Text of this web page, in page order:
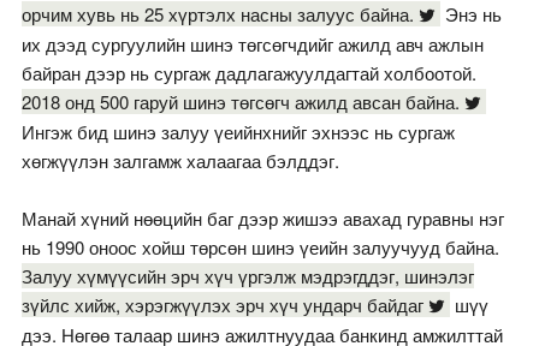
орчим хувь нь 25 хүртэлх насны залуус байна.
Энэ нь
их дээд сургуулийн шинэ төгсөгчдийг ажилд авч ажлын
байран дээр нь сургаж дадлагажуулдагтай холбоотой.
2018 онд 500 гаруй шинэ төгсөгч ажилд авсан байна.
Ингэж бид шинэ залуу үеийнхнийг эхнээс нь сургаж
хөгжүүлэн залгамж халаагаа бэлддэг.
Манай хүний нөөцийн баг дээр жишээ авахад гуравны нэг
нь 1990 оноос хойш төрсөн шинэ үеийн залуучууд байна.
Залуу хүмүүсийн эрч хүч үргэлж мэдрэгддэг, шинэлэг
зүйлс хийж, хэрэгжүүлэх эрч хүч ундарч байдаг
шүү
дээ. Нөгөө талаар шинэ ажилтнуудаа банкинд амжилттай